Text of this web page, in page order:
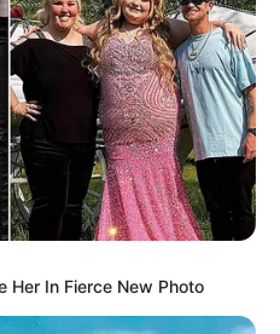
Her In Fierce New Photo